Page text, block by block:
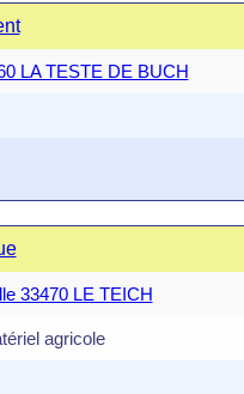
LA TESTE DE BUCH
33470 LE TEICH
agricole